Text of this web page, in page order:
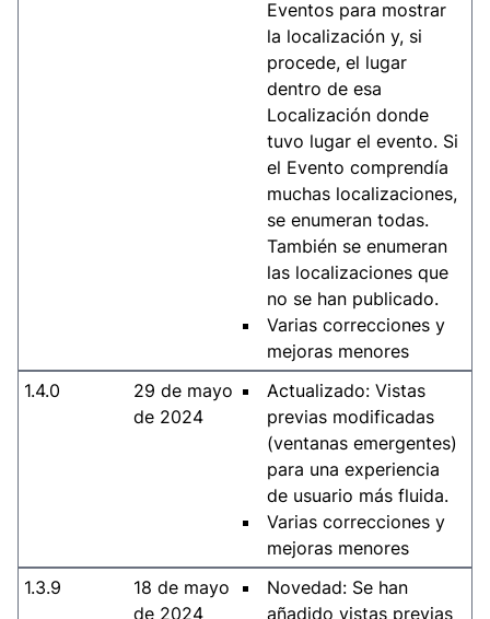
Eventos para mostrar
la localización y, si
procede, el lugar
dentro de esa
Localización donde
tuvo lugar el evento. Si
el Evento comprendía
muchas localizaciones,
se enumeran todas.
También se enumeran
las localizaciones que
no se han publicado.
Varias correcciones y
mejoras menores
1.4.0
29 de mayo
de 2024
Actualizado: Vistas
previas modificadas
(ventanas emergentes)
para una experiencia
de usuario más fluida.
Varias correcciones y
mejoras menores
1.3.9
18 de mayo
de 2024
Novedad: Se han
añadido vistas previas